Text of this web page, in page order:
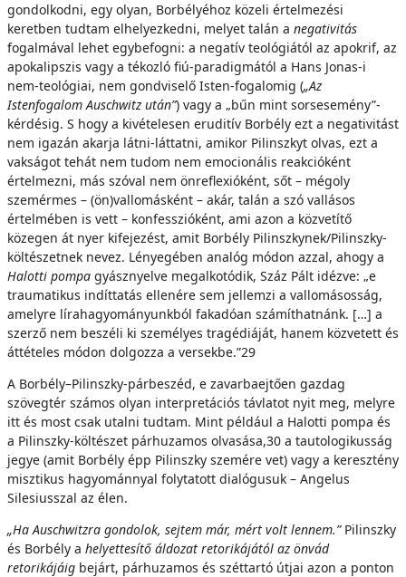
gondolkodni, egy olyan, Borbélyéhoz közeli értelmezési
keretben tudtam elhelyezkedni, melyet talán a negativitás
fogalmával lehet egybefogni: a negatív teológiától az apokrif, az
apokalipszis vagy a tékozló fiú-paradigmától a Hans Jonas-i
nem-teológiai, nem gondviselő Isten-fogalomig („Az
Istenfogalom Auschwitz után”) vagy a „bűn mint sorsesemény”-
kérdésig. S hogy a kivételesen eruditív Borbély ezt a negativitást
nem igazán akarja látni-láttatni, amikor Pilinszkyt olvas, ezt a
vakságot tehát nem tudom nem emocionális reakcióként
értelmezni, más szóval nem önreflexióként, sőt – mégoly
szemérmes – (ön)vallomásként – akár, talán a szó vallásos
értelmében is vett – konfesszióként, ami azon a közvetítő
közegen át nyer kifejezést, amit Borbély Pilinszkynek/Pilinszky-
költészetnek nevez. Lényegében analóg módon azzal, ahogy a
Halotti pompa gyásznyelve megalkotódik, Száz Pált idézve: „e
traumatikus indíttatás ellenére sem jellemzi a vallomásosság,
amelyre lírahagyományunkból fakadóan számíthatnánk. […] a
szerző nem beszéli ki személyes tragédiáját, hanem közvetett és
áttételes módon dolgozza a versekbe.”29
A Borbély–Pilinszky-párbeszéd, e zavarbaejtően gazdag
szövegtér számos olyan interpretációs távlatot nyit meg, melyre
itt és most csak utalni tudtam. Mint például a Halotti pompa és
a Pilinszky-költészet párhuzamos olvasása,30 a tautologikusság
jegye (amit Borbély épp Pilinszky szemére vet) vagy a keresztény
misztikus hagyománnyal folytatott dialógusuk – Angelus
Silesiusszal az élen.
„Ha Auschwitzra gondolok, sejtem már, mért volt lennem.”Pilinszky
és Borbély a helyettesítő áldozat retorikájától az önvád
retorikájáig bejárt, párhuzamos és széttartó útjai azon a ponton